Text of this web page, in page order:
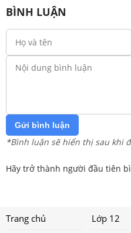
BÌNH LUẬN
Gửi bình luận
*Bình luận sẽ hiển thị sau khi
Hãy trở thành người đầu tiên
Trang chủ Lớp 12